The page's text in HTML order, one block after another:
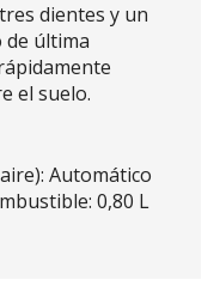
dientes y un
de última
el suelo.
Automático
0,80 L